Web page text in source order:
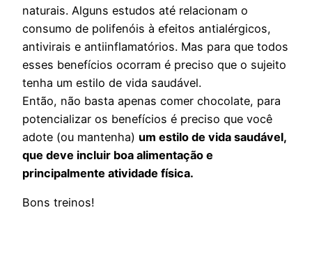
naturais. Alguns estudos até relacionam o
consumo de polifenóis à efeitos antialérgicos,
antivirais e antiinflamatórios. Mas para que todos
esses benefícios ocorram é preciso que o sujeito
tenha um estilo de vida saudável.
Então, não basta apenas comer chocolate, para
potencializar os benefícios é preciso que você
adote (ou mantenha) um estilo de vida saudável,
que deve incluir boa alimentação e
principalmente atividade física.
Bons treinos!